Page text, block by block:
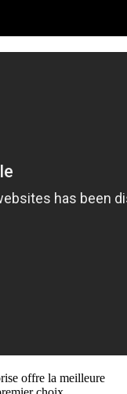
offre la meilleure